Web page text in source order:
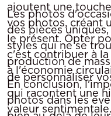
ajoutent une
vos photos, créant
le présent. Opter
c'est contribuer à
à l'économie
Les photos
des pièces
styles qui ne se
production de
de personnaliser
qui racontent une
valeur
En conclusion,
photos dans les